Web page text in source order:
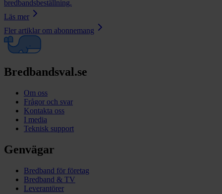
bredbandsbeställning.
Läs mer
Fler artiklar om abonnemang
Bredbandsval.se
Om oss
Frågor och svar
Kontakta oss
I media
Teknisk support
Genvägar
Bredband för företag
Bredband & TV
Leverantörer